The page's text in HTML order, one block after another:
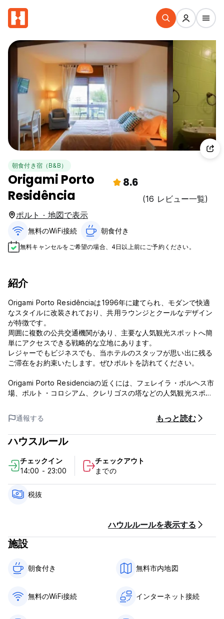
朝食付き宿（B&B）
Origami Porto
Residência
8.6
(16 レビュー一覧)
ポルト · 地図で表示
無料のWiFi接続 朝食付き‎
無料キャンセルをご希望の場合、4日以上前にご予約ください。
紹介
Origami Porto Residênciaは1996年に建てられ、モダンで快適
なスタイルに改装されており、共用ラウンジとクールなデザイン
が特徴です。
周囲に複数の公共交通機関があり、主要な人気観光スポットへ簡
単にアクセスできる戦略的な立地にあります。
レジャーでもビジネスでも、当ホテルのスタッフが思い出に残る
ご滞在をお約束いたします。ぜひポルトを訪れてください。
Origami Porto Residenciaの近くには、フェレイラ・ボルヘス市
場、ポルト・コロシアム、クレリゴスの塔などの人気観光スポッ
完璧に眺めることができるビューポイントがいくつかあります。
Jardim de Morro からは Teleferico de Gaia に乗り、景色を楽
しむことができます。川の隣のガイアには多くのポート ワイン
セラーがあり、ツアーに参加できます。
すべてのお部屋にはシーティングエリア、衛星チャンネル付き薄
型テレビ、ダイニングエリア、専用バスルーム（無料バスアメニ
ティ、バスタブ、ヘアドライヤー付）が備わります。
すべての宿泊客は無料Wi-Fiを利用でき、一部の客室にはテラスが
オリガミ ポルト レジデンシアのポリシーと条件:
キャンセルポリシー: 到着の72時間前まで。
チェックインは14:00～23:00までとなります。
朝食込み。
通報する もっと読む
ハウスルール
チェックイン
14:00 - 23:00
チェックアウト
までの
税抜
ハウルルールを表示する
施設
朝食付き‎ 無料市内地図
無料のWiFi接続 インターネット接続